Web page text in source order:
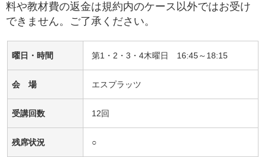
料や教材費の返金は規約内のケース以外ではお受け
できません。ご了承ください。
曜日・時間 第1・2・3・4木曜日 16:45～18:15
会 場 エスプラッツ
受講回数 12回
残席状況 ○